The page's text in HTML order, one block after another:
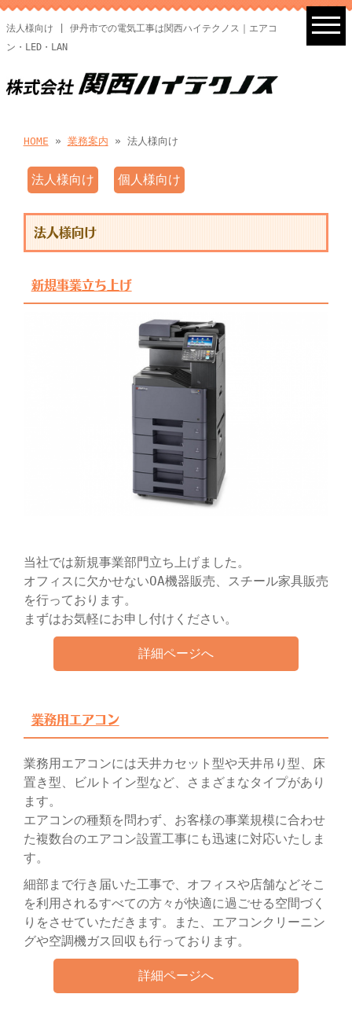
法人様向け | 伊丹市での電気工事は関西ハイテクノス｜エアコ
ン・LED・LAN
HOME » 業務案内 » 法人様向け
法人様向け 個人様向け
法人様向け
新規事業立ち上げ
当社では新規事業部門立ち上げました。
オフィスに欠かせないOA機器販売、スチール家具販売
を行っております。
まずはお気軽にお申し付けください。
詳細ページへ
業務用エアコン
業務用エアコンには天井カセット型や天井吊り型、床
置き型、ビルトイン型など、さまざまなタイプがあり
ます。
エアコンの種類を問わず、お客様の事業規模に合わせ
た複数台のエアコン設置工事にも迅速に対応いたしま
す。
細部まで行き届いた工事で、オフィスや店舗などそこ
を利用されるすべての方々が快適に過ごせる空間づく
りをさせていただきます。また、エアコンクリーニン
グや空調機ガス回収も行っております。
詳細ページへ